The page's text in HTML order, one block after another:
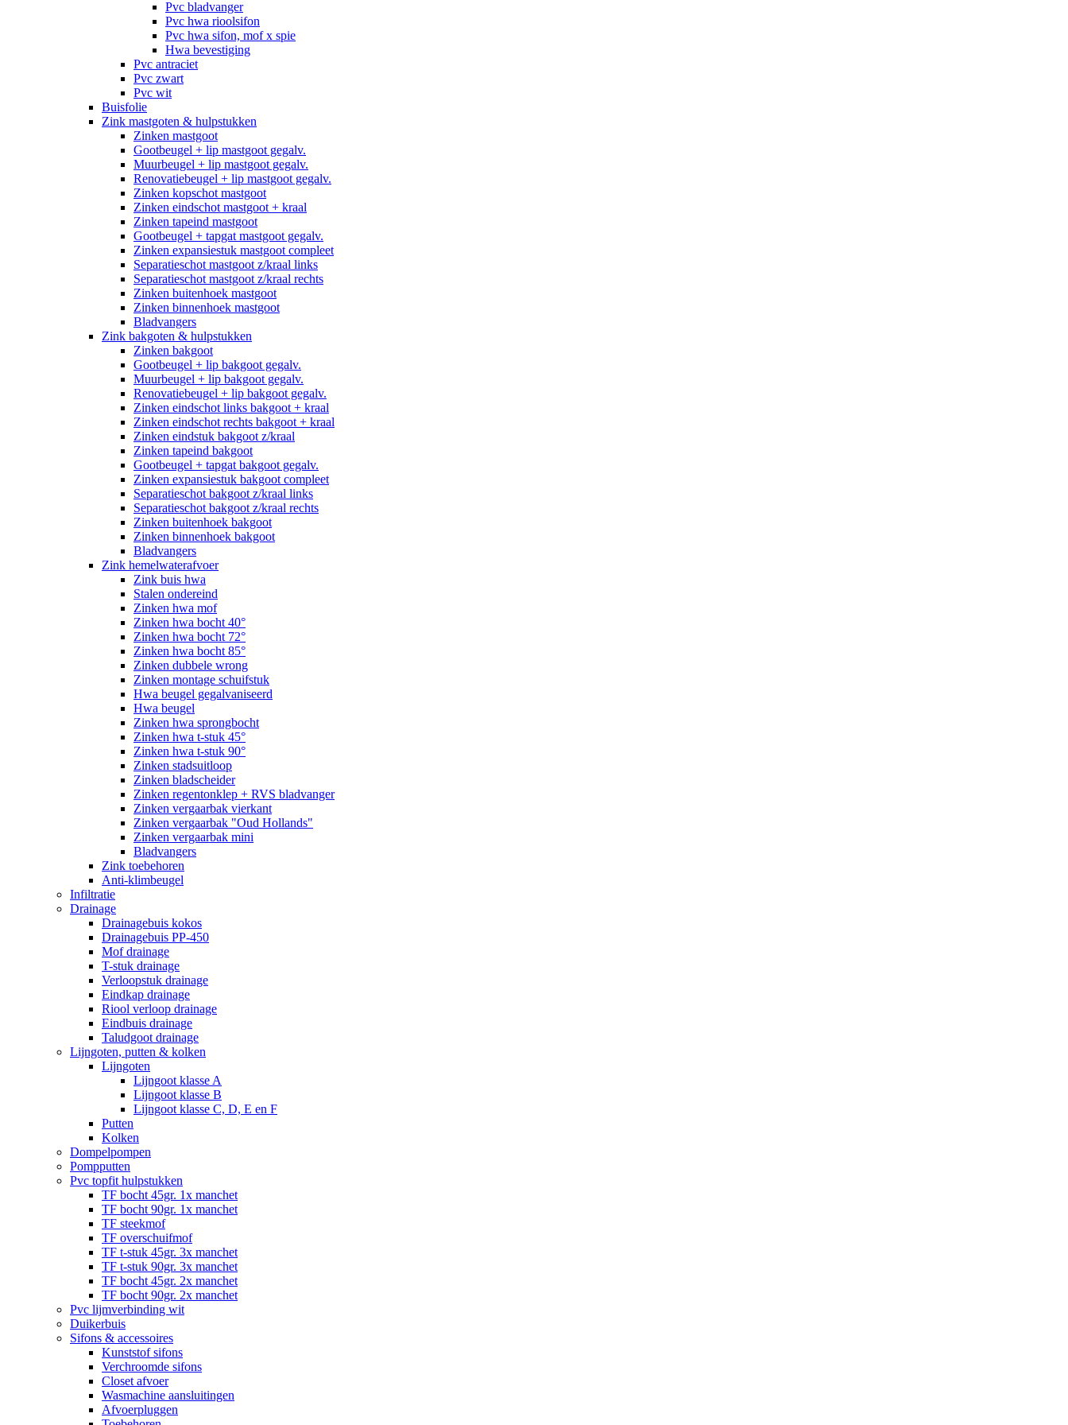
Pvc bladvanger
Pvc hwa rioolsifon
Pvc hwa sifon, mof x spie
Hwa bevestiging
Pvc antraciet
Pvc zwart
Pvc wit
Buisfolie
Zink mastgoten & hulpstukken
Zinken mastgoot
Gootbeugel + lip mastgoot gegalv.
Muurbeugel + lip mastgoot gegalv.
Renovatiebeugel + lip mastgoot gegalv.
Zinken kopschot mastgoot
Zinken eindschot mastgoot + kraal
Zinken tapeind mastgoot
Gootbeugel + tapgat mastgoot gegalv.
Zinken expansiestuk mastgoot compleet
Separatieschot mastgoot z/kraal links
Separatieschot mastgoot z/kraal rechts
Zinken buitenhoek mastgoot
Zinken binnenhoek mastgoot
Bladvangers
Zink bakgoten & hulpstukken
Zinken bakgoot
Gootbeugel + lip bakgoot gegalv.
Muurbeugel + lip bakgoot gegalv.
Renovatiebeugel + lip bakgoot gegalv.
Zinken eindschot links bakgoot + kraal
Zinken eindschot rechts bakgoot + kraal
Zinken eindstuk bakgoot z/kraal
Zinken tapeind bakgoot
Gootbeugel + tapgat bakgoot gegalv.
Zinken expansiestuk bakgoot compleet
Separatieschot bakgoot z/kraal links
Separatieschot bakgoot z/kraal rechts
Zinken buitenhoek bakgoot
Zinken binnenhoek bakgoot
Bladvangers
Zink hemelwaterafvoer
Zink buis hwa
Stalen ondereind
Zinken hwa mof
Zinken hwa bocht 40°
Zinken hwa bocht 72°
Zinken hwa bocht 85°
Zinken dubbele wrong
Zinken montage schuifstuk
Hwa beugel gegalvaniseerd
Hwa beugel
Zinken hwa sprongbocht
Zinken hwa t-stuk 45°
Zinken hwa t-stuk 90°
Zinken stadsuitloop
Zinken bladscheider
Zinken regentonklep + RVS bladvanger
Zinken vergaarbak vierkant
Zinken vergaarbak "Oud Hollands"
Zinken vergaarbak mini
Bladvangers
Zink toebehoren
Anti-klimbeugel
Infiltratie
Drainage
Drainagebuis kokos
Drainagebuis PP-450
Mof drainage
T-stuk drainage
Verloopstuk drainage
Eindkap drainage
Riool verloop drainage
Eindbuis drainage
Taludgoot drainage
Lijngoten, putten & kolken
Lijngoten
Lijngoot klasse A
Lijngoot klasse B
Lijngoot klasse C, D, E en F
Putten
Kolken
Dompelpompen
Pompputten
Pvc topfit hulpstukken
TF bocht 45gr. 1x manchet
TF bocht 90gr. 1x manchet
TF steekmof
TF overschuifmof
TF t-stuk 45gr. 3x manchet
TF t-stuk 90gr. 3x manchet
TF bocht 45gr. 2x manchet
TF bocht 90gr. 2x manchet
Pvc lijmverbinding wit
Duikerbuis
Sifons & accessoires
Kunststof sifons
Verchroomde sifons
Closet afvoer
Wasmachine aansluitingen
Afvoerpluggen